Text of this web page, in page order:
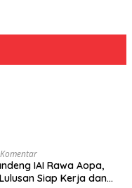
IAI Rawa Aopa,
Siap Kerja dan